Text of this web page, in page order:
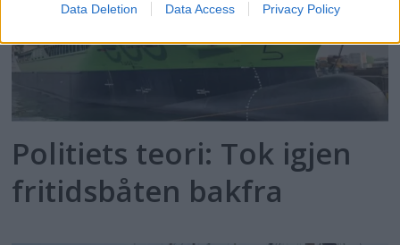
Data Deletion Data Access Privacy Policy
Politiets teori: Tok igjen
fritidsbåten bakfra